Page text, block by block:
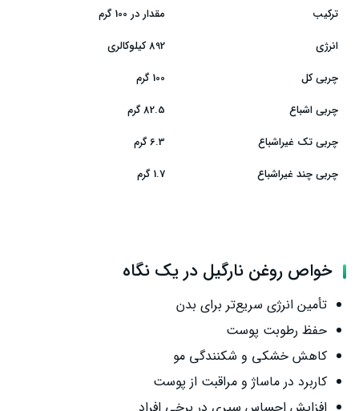
ترکیب
مقدار در 100 گرم
انرژی
892 کیلوکالری
چربی کل
100 گرم
چربی اشباع
82.5 گرم
چربی تک غیراشباع
6.3 گرم
چربی چند غیراشباع
1.7 گرم
خواص روغن نارگیل در یک نگاه
تأمین انرژی سریع‌تر برای بدن
حفظ رطوبت پوست
کاهش خشکی و شکنندگی مو
کاربرد در ماساژ و مراقبت از پوست